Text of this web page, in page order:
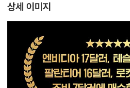
상세 이미지